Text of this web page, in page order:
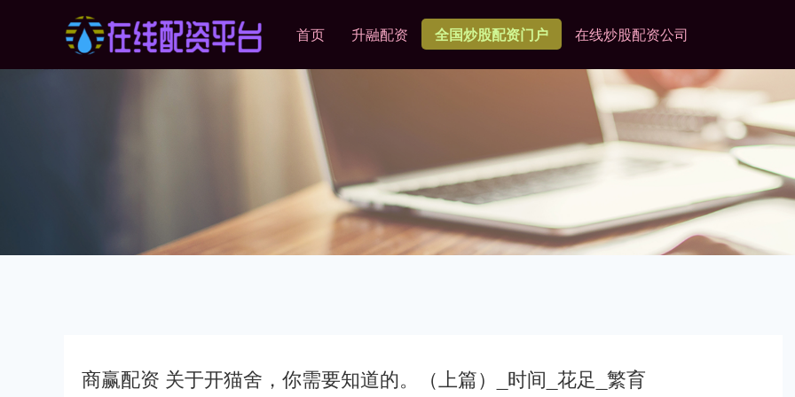
首页 升融配资 全国炒股配资门户 在线炒股配资公司
商赢配资 关于开猫舍，你需要知道的。（上篇）_时间_花足_繁育